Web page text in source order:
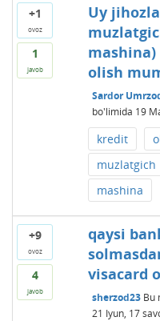
+1
ovoz
1
javob
Uy
olish
Sardor
bo'limida 19
kredit
muzlatgich
mashina
+9
ovoz
4
javob
qaysi
visacard
sherzod23 Bu
21 Iyun, 17